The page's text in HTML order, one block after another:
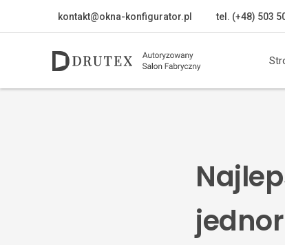
kontakt@okna-konfigurator.pl tel. (+48) 503